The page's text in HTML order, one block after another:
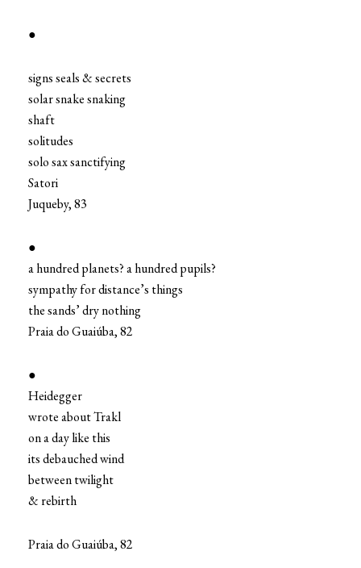
●
signs seals & secrets
solar snake snaking
shaft
solitudes
solo sax sanctifying
Satori
Juqueby, 83
●
a hundred planets? a hundred pupils?
sympathy for distance’s things
the sands’ dry nothing
Praia do Guaiúba, 82
●
Heidegger
wrote about Trakl
on a day like this
its debauched wind
between twilight
& rebirth
Praia do Guaiúba, 82